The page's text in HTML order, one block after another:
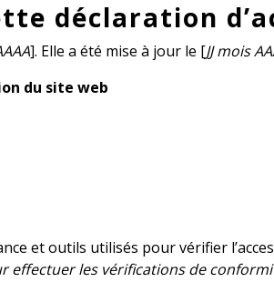
déclaration
]. Elle a été mise à jour le [JJ mois
du site web
et outils utilisés pour vérifier
effectuer les vérifications de